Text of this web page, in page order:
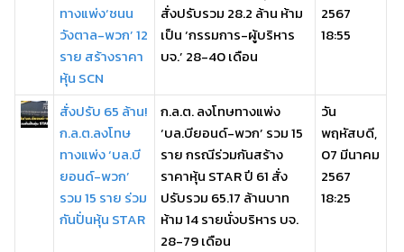
ทางแพ่ง‘ชนน
วังตาล-พวก’ 12
ราย สร้างราคา
หุ้น SCN
สั่งปรับรวม 28.2 ล้าน ห้าม
เป็น ‘กรรมการ-ผู้บริหาร
บจ.’ 28-40 เดือน
2567
18:55
สั่งปรับ 65 ล้าน!
ก.ล.ต.ลงโทษ
ทางแพ่ง ‘บล.บี
ยอนด์-พวก’
รวม 15 ราย ร่วม
กันปั่นหุ้น STAR
ก.ล.ต. ลงโทษทางแพ่ง
‘บล.บียอนด์-พวก’ รวม 15
ราย กรณีร่วมกันสร้าง
ราคาหุ้น STAR ปี 61 สั่ง
ปรับรวม 65.17 ล้านบาท
ห้าม 14 รายนั่งบริหาร บจ.
28-79 เดือน
วัน
พฤหัสบดี,
07 มีนาคม
2567
18:25